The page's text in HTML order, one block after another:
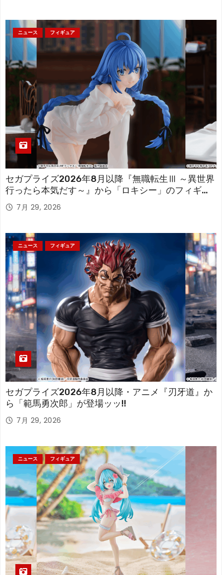
ニュース フィギュア
セガプライズ2026年8月以降『無職転生Ⅲ ～異世界
行ったら本気だす～』から「ロキシー」のフィギュ
アが登場！
7月 29, 2026
ニュース フィギュア
セガプライズ2026年8月以降・アニメ『刃牙道』か
ら「範馬勇次郎」が登場ッッ!!
7月 29, 2026
ニュース フィギュア